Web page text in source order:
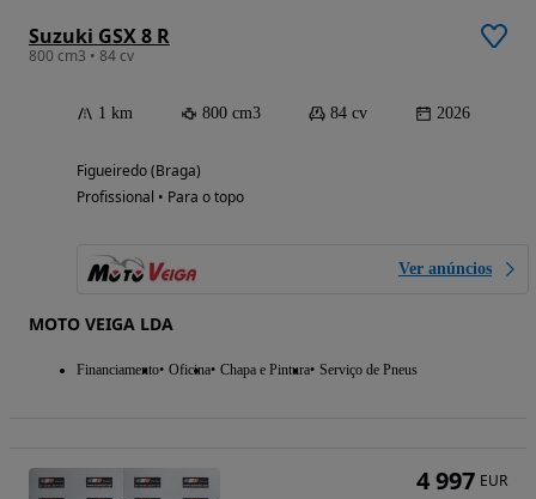
Suzuki GSX 8 R
800 cm3 • 84 cv
1 km 800 cm3 84 cv 2026
Figueiredo (Braga)
Profissional • Para o topo
Ver anúncios
MOTO VEIGA LDA
Financiamento Oficina Chapa e Pintura Serviço de Pneus
4 997 EUR